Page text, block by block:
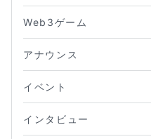
Web3ゲーム
アナウンス
イベント
インタビュー